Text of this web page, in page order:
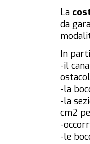
La
da
In
-il
-la
-la
cm2
-
-le